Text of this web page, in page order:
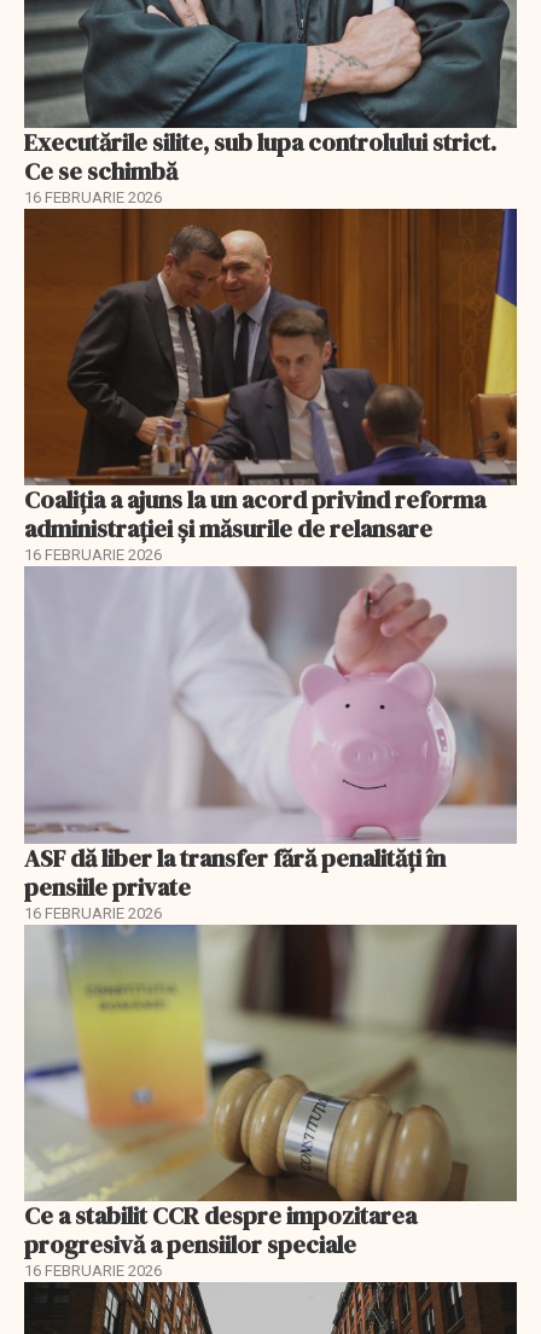
Executările silite, sub lupa controlului strict.
Ce se schimbă
16 FEBRUARIE 2026
Coaliția a ajuns la un acord privind reforma
administrației și măsurile de relansare
16 FEBRUARIE 2026
ASF dă liber la transfer fără penalități în
pensiile private
16 FEBRUARIE 2026
Ce a stabilit CCR despre impozitarea
progresivă a pensiilor speciale
16 FEBRUARIE 2026